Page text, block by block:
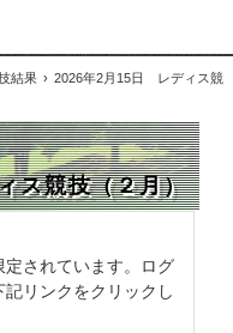
結果
2026年2月15日 レディス競
ス競技（２月）
定されています。ログ
リンクをクリックし